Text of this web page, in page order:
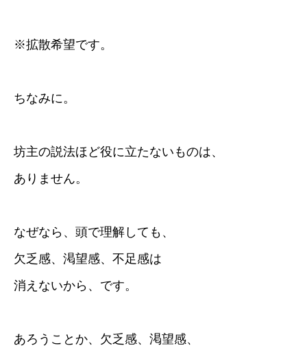
※拡散希望です。
ちなみに。
坊主の説法ほど役に立たないものは、
ありません。
なぜなら、頭で理解しても、
欠乏感、渇望感、不足感は
消えないから、です。
あろうことか、欠乏感、渇望感、